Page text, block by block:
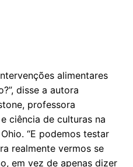
alimentares
disse a autora
professora
ciência de culturas na
“E podemos testar
realmente vermos se
em vez de apenas dizer